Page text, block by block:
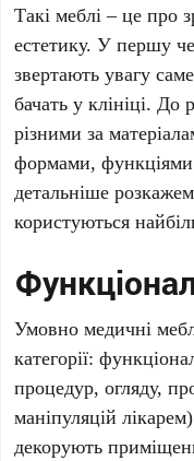
Такі меблі – це про
естетику. У першу
звертають увагу
бачать у клініці. До
різними за
формами,
детальніше
користуються
Умовно медичні
категорії:
процедур, огляду,
маніпуляцій
декорують